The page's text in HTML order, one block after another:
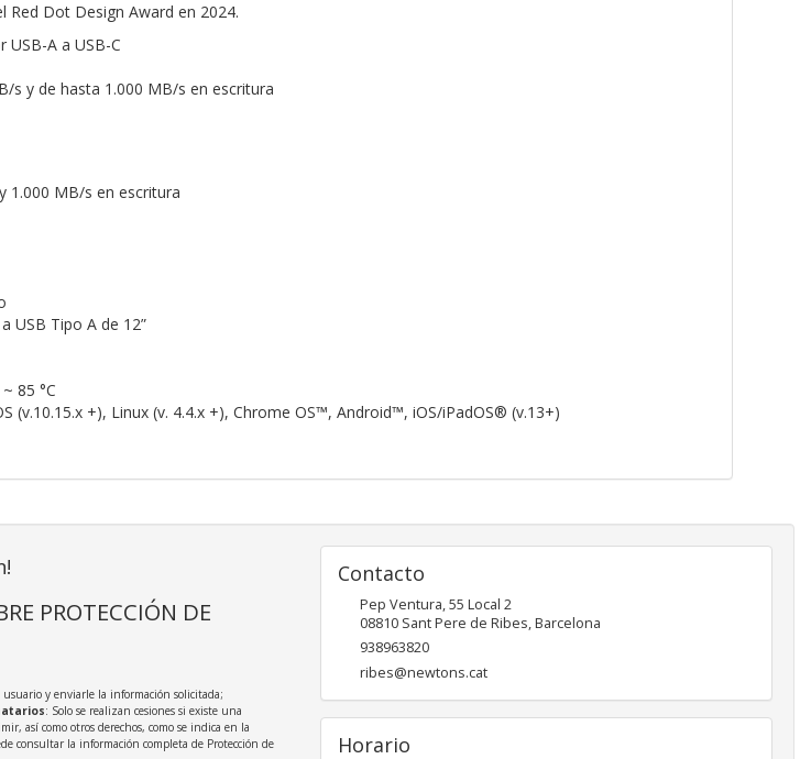
Red Dot Design Award en 2024.
USB-A a USB-C
s y de hasta 1.000 MB/s en escritura
1.000 MB/s en escritura
USB Tipo A de 12”
85 °C
(v.10.15.x +), Linux (v. 4.4.x +), Chrome OS™, Android™, iOS/iPadOS® (v.13+)
PROTECCIÓN DE
y enviarle la información solicitada;
: Solo se realizan cesiones si existe una
así como otros derechos, como se indica en la
consultar la información completa de Protección de
Contacto
Pep Ventura, 55 Local 2
08810 Sant Pere de Ribes,Barcelona
938963820
ribes@newtons.cat
Horario